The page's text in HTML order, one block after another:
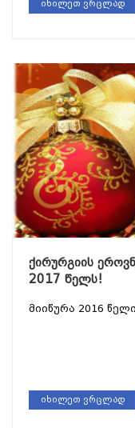
იხილეთ ვრცლად
ქირურგიის
2017 წელს!
მიიწურა 2016
იხილეთ ვრცლად